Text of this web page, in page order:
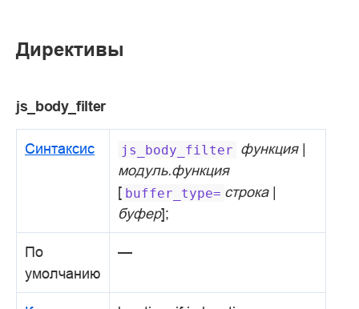
Директивы
js_body_filter
Синтаксис js_body_filter функция|
модуль.функция
[ buffer_type= строка|
буфер];
По
умолчанию
—